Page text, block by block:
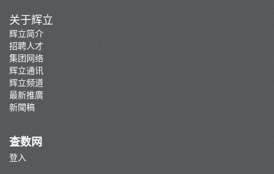
关于辉立
辉立简介
招聘人才
集团网络
辉立通讯
辉立频道
最新推廣
新聞稿
查数网
登入